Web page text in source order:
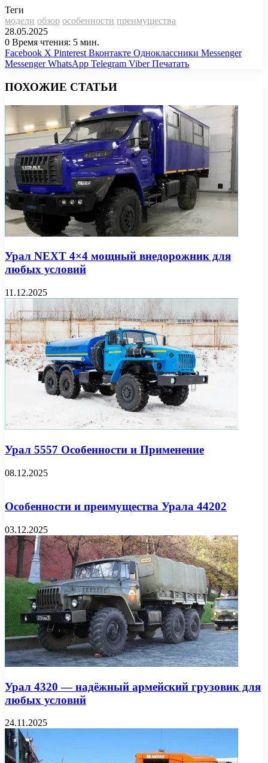
Теги
модели обзор особенности преимущества
28.05.2025
0 Время чтения: 5 мин.
Facebook X Pinterest Вконтакте Одноклассники Messenger
Messenger WhatsApp Telegram Viber Печатать
ПОХОЖИЕ СТАТЬИ
Урал NEXT 4×4 мощный внедорожник для
любых условий
11.12.2025
Урал 5557 Особенности и Применение
08.12.2025
Особенности и преимущества Урала 44202
03.12.2025
Урал 4320 — надёжный армейский грузовик для
любых условий
24.11.2025